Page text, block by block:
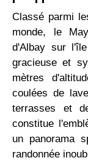
Classé parmi
monde, le
d'Albay sur
gracieuse et
mètres
coulées de
terrasses et
constitue
un panorama
randonnée